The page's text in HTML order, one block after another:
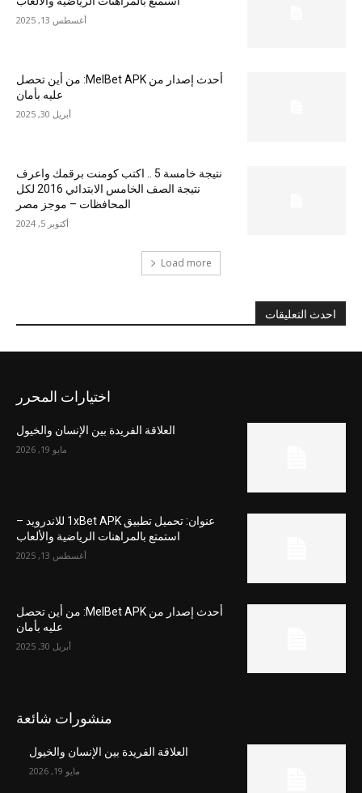
أغسطس 13, 2025
أحدث إصدار من MelBet APK: من أين تحصل
عليه بأمان
أبريل 30, 2025
نتيجة خامسة 5 .. اكتب كومنت برقمك واعرف
نتيجة الصف الخامس الابتدائي 2016 لكل
المحافظات – موجز مصر
أكتوبر 5, 2024
Load more
احدث التعليقات
اختيارات المحرر
العلاقة الفريدة بين الإنسان والخيول
مايو 19, 2026
عنوان: تحميل تطبيق 1xBet APK للاندرويد –
استمتع بالمراهنات الرياضية والألعاب
أغسطس 13, 2025
أحدث إصدار من MelBet APK: من أين تحصل
عليه بأمان
أبريل 30, 2025
منشورات شائعة
العلاقة الفريدة بين الإنسان والخيول
مايو 19, 2026